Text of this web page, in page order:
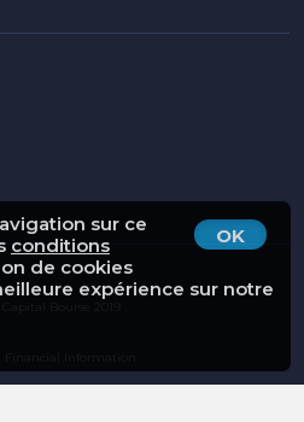
OK
sur ce
conditions
de cookies
expérience sur notre